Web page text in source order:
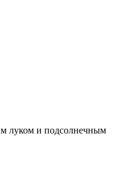
луком и подсолнечным